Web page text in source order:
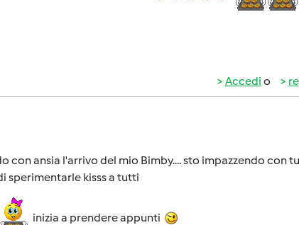
Accedi o
con ansia l'arrivo del mio Bimby.... sto impazzendo con
sperimentarle kisss a tutti
inizia a prendere appunti